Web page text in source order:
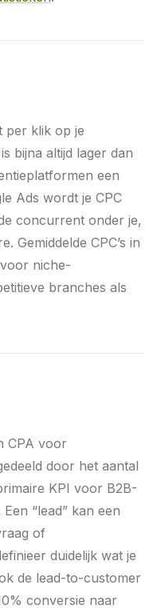
per klik op je
bijna altijd lager dan
een
Ads wordt je CPC
concurrent onder je,
Gemiddelde CPC’s in
niche-
branches als
CPA voor
door het aantal
KPI voor B2B-
“lead” kan een
of
duidelijk wat je
de lead-to-customer
conversie naar